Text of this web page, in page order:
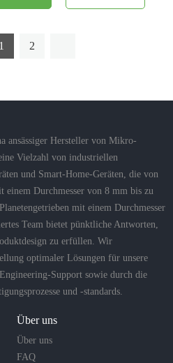
1 2
ansässiger Hersteller von Mikro-
Vielzahl von industriellen
und Smart-Home-Geräten, die von
einem Durchmesser von 8 mm bis zu
mit einem Durchmesser
Team bietet pünktliche Antworten,
zu erfüllen. Wir
optimaler Lösungen für unsere
Support sowie durch die
und -standards.
Über uns
Über uns
FAQ